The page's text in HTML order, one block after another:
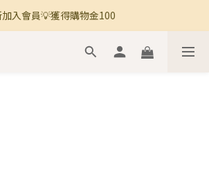
🚚 全館滿800免運 🚚
入會員💡獲得購物金100
🚚 全館滿800免運 🚚